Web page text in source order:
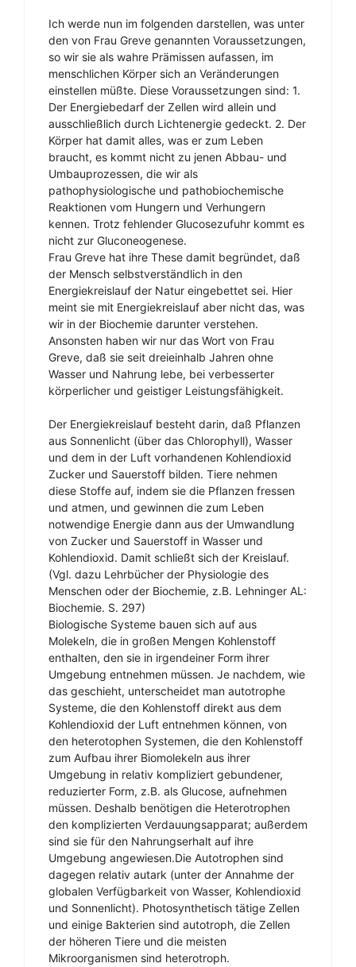
Ich werde nun im folgenden darstellen, was unter
den von Frau Greve genannten Voraussetzungen,
so wir sie als wahre Prämissen aufassen, im
menschlichen Körper sich an Veränderungen
einstellen müßte. Diese Voraussetzungen sind: 1.
Der Energiebedarf der Zellen wird allein und
ausschließlich durch Lichtenergie gedeckt. 2. Der
Körper hat damit alles, was er zum Leben
braucht, es kommt nicht zu jenen Abbau- und
Umbauprozessen, die wir als
pathophysiologische und pathobiochemische
Reaktionen vom Hungern und Verhungern
kennen. Trotz fehlender Glucosezufuhr kommt es
nicht zur Gluconeogenese.
Frau Greve hat ihre These damit begründet, daß
der Mensch selbstverständlich in den
Energiekreislauf der Natur eingebettet sei. Hier
meint sie mit Energiekreislauf aber nicht das, was
wir in der Biochemie darunter verstehen.
Ansonsten haben wir nur das Wort von Frau
Greve, daß sie seit dreieinhalb Jahren ohne
Wasser und Nahrung lebe, bei verbesserter
körperlicher und geistiger Leistungsfähigkeit.
Der Energiekreislauf besteht darin, daß Pflanzen
aus Sonnenlicht (über das Chlorophyll), Wasser
und dem in der Luft vorhandenen Kohlendioxid
Zucker und Sauerstoff bilden. Tiere nehmen
diese Stoffe auf, indem sie die Pflanzen fressen
und atmen, und gewinnen die zum Leben
notwendige Energie dann aus der Umwandlung
von Zucker und Sauerstoff in Wasser und
Kohlendioxid. Damit schließt sich der Kreislauf.
(Vgl. dazu Lehrbücher der Physiologie des
Menschen oder der Biochemie, z.B. Lehninger AL:
Biochemie. S. 297)
Biologische Systeme bauen sich auf aus
Molekeln, die in großen Mengen Kohlenstoff
enthalten, den sie in irgendeiner Form ihrer
Umgebung entnehmen müssen. Je nachdem, wie
das geschieht, unterscheidet man autotrophe
Systeme, die den Kohlenstoff direkt aus dem
Kohlendioxid der Luft entnehmen können, von
den heterotophen Systemen, die den Kohlenstoff
zum Aufbau ihrer Biomolekeln aus ihrer
Umgebung in relativ kompliziert gebundener,
reduzierter Form, z.B. als Glucose, aufnehmen
müssen. Deshalb benötigen die Heterotrophen
den komplizierten Verdauungsapparat; außerdem
sind sie für den Nahrungserhalt auf ihre
Umgebung angewiesen.Die Autotrophen sind
dagegen relativ autark (unter der Annahme der
globalen Verfügbarkeit von Wasser, Kohlendioxid
und Sonnenlicht). Photosynthetisch tätige Zellen
und einige Bakterien sind autotroph, die Zellen
der höheren Tiere und die meisten
Mikroorganismen sind heterotroph.